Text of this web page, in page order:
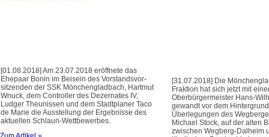
[01.08.2018] Am 23.07.2018 eröffnete das
Ehepaar Bonin im Beisein des Vorstandsvor­
sitzenden der SSK Mönchengladbach, Hartmut
Wnuck, dem Controller des Dezernates IV,
Ludger Theunissen und dem Stadtplaner Taco
de Marie die Ausstellung der Ergebnisse des
aktuellen Schlaun-Wettbewerbes.
[31.07.2018] Die
Fraktion hat sich jetzt mit
Oberbürgermeister Hans-
gewandt vor dem
Überlegungen des
Michael Stock, auf der alten
zwischen Wegberg-Dalheim